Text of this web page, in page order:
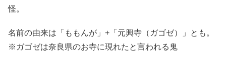
怪。
名前の由来は「ももんが」+「元興寺（ガゴゼ）」とも。
※ガゴゼは奈良県のお寺に現れたと言われる鬼